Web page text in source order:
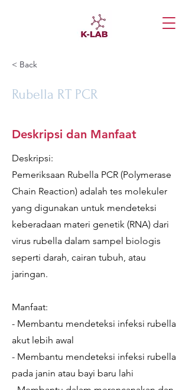
< Back
Rubella RT PCR
Deskripsi dan Manfaat
Deskripsi:
Pemeriksaan Rubella PCR (Polymerase
Chain Reaction) adalah tes molekuler
yang digunakan untuk mendeteksi
keberadaan materi genetik (RNA) dari
virus rubella dalam sampel biologis
seperti darah, cairan tubuh, atau
jaringan.
Manfaat:
- Membantu mendeteksi infeksi rubella
akut lebih awal
- Membantu mendeteksi infeksi rubella
pada janin atau bayi baru lahi